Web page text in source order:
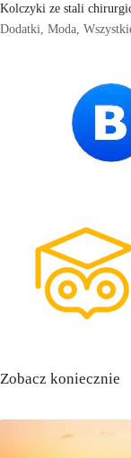
Kolczyki ze stali
Dodatki, Moda,
Zobacz koniecznie